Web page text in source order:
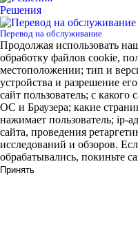
Решения
Перевод на обслуживание
Продолжая использовать
обработку файлов cookie,
местоположении; тип и
устройства и разрешение
сайт пользователь; с
ОС и Браузера; какие
нажимает пользователь; ip-
сайта, проведения
исследований и обзоров.
обрабатывались, покиньте
Принять